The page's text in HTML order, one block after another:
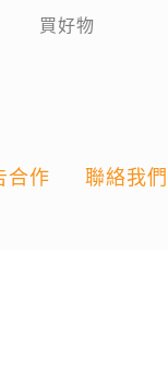
買好物
合作 聯絡我們